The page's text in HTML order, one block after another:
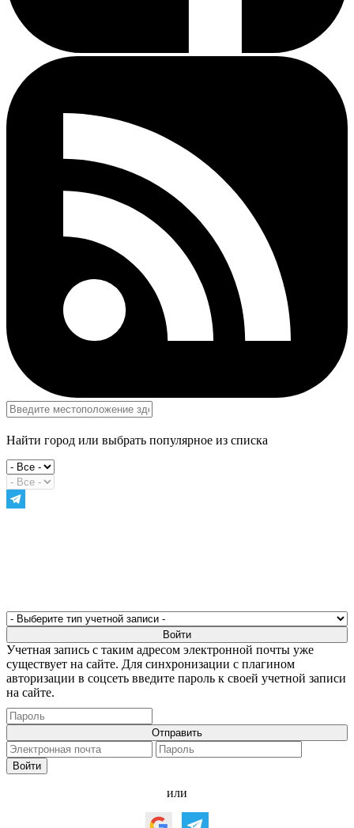
Найти город или выбрать популярное из списка
Учетная запись с таким адресом электронной почты уже
существует на сайте. Для синхронизации с плагином
авторизации в соцсеть введите пароль к своей учетной записи
на сайте.
или